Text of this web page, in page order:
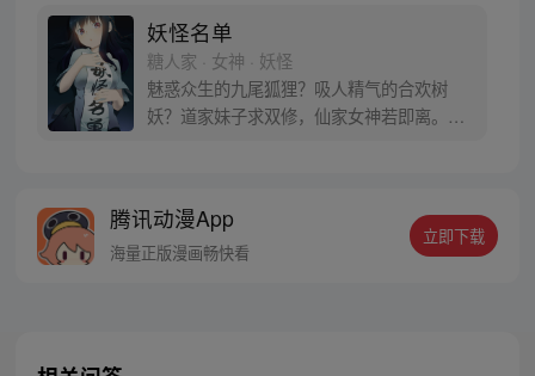
妖怪名单
糖人家 · 女神 · 妖怪
魅惑众生的九尾狐狸？吸人精气的合欢树
妖？道家妹子求双修，仙家女神若即离。游
群：9206702，595274283，713425461，
377844535。欢迎进群讨论~
腾讯动漫App
海量正版漫画畅快看
立即下载